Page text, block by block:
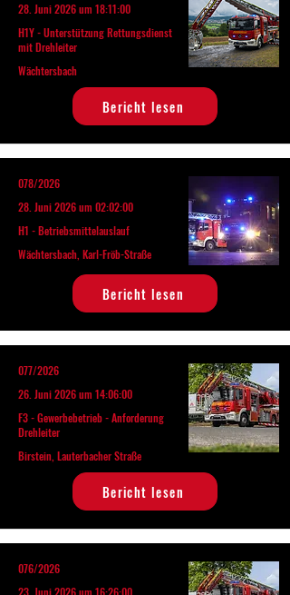
28. Juni 2026 um 18:11:00
H1Y - Unterstützung Rettungsdienst
mit Drehleiter
Wächtersbach
Bericht lesen
078/2026
28. Juni 2026 um 02:02:00
H1 - Betriebsmittelauslauf
Wächtersbach, Karl-Fröb-Straße
Bericht lesen
077/2026
26. Juni 2026 um 14:06:00
F3 - Gewerbebetrieb - Anforderung
Drehleiter
Birstein, Lauterbacher Straße
Bericht lesen
076/2026
23. Juni 2026 um 16:26:00